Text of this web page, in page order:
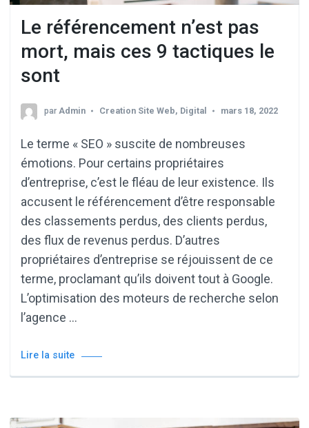
Le référencement n’est pas
mort, mais ces 9 tactiques le
sont
parAdmin Creation Site Web, Digital mars 18, 2022
Le terme « SEO » suscite de nombreuses
émotions. Pour certains propriétaires
d’entreprise, c’est le fléau de leur existence. Ils
accusent le référencement d’être responsable
des classements perdus, des clients perdus,
des flux de revenus perdus. D’autres
propriétaires d’entreprise se réjouissent de ce
terme, proclamant qu’ils doivent tout à Google.
L’optimisation des moteurs de recherche selon
l’agence …
Lire la suite